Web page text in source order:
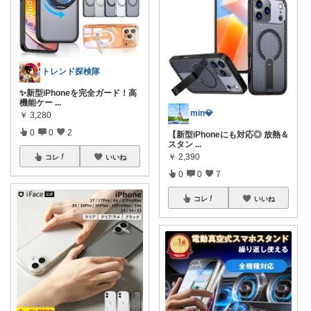
トレンド探検隊
✨新型iPhoneを完全ガード！高
機能ケー ...
￥ 3,280
0 0 2
コレ いいね
min💎
【新型iPhoneにも対応◎ 放熱＆
スタン ...
￥ 2,390
0 0 7
コレ いいね